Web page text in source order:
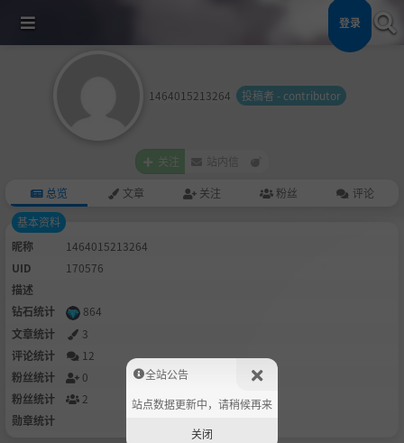
登录
1464015213264 投稿者 - contributor
关注 站内信
总览 文章 关注 粉丝
评论
基本资料
昵称
1464015213264
UID
170576
描述
钻石统计
864
文章统计
3
评论统计
12
粉丝统计
0
粉丝统计
2
勋章统计
全站公告
站点数据更新中，请稍候再来
关闭